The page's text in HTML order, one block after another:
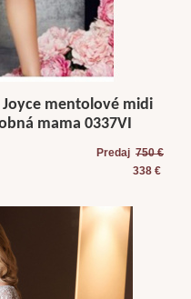
mentolové midi
mama 0337VI
Predaj 750 €
338 €